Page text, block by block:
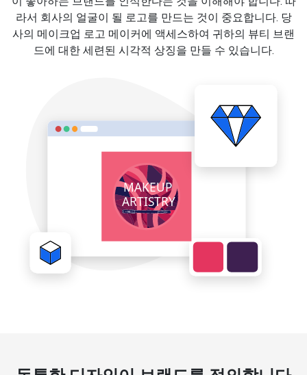
라서 회사의 얼굴이 될 로고를 만드는 것이 중요합니다. 당
사의 메이크업 로고 메이커에 액세스하여 귀하의 뷰티 브랜
드에 대한 세련된 시각적 상징을 만들 수 있습니다.